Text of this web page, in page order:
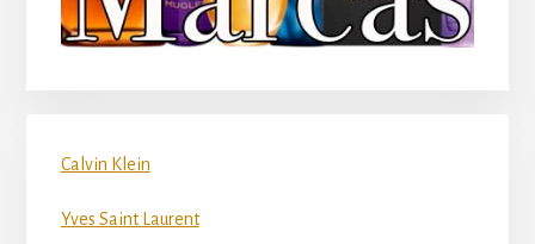
Calvin Klein
Yves Saint Laurent